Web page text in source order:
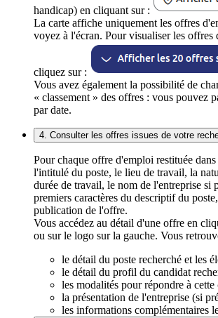
handicap) en cliquant sur :
La carte affiche uniquement les offres
voyez à l'écran. Pour visualiser les offres
cliquez sur :
Vous avez également la possibilité de
« classement » des offres : vous pouvez
par date.
4. Consulter les offres issues de votre
Pour chaque offre d'emploi restituée
l'intitulé du poste, le lieu de travail, la
durée de travail, le nom de l'entreprise si
premiers caractères du descriptif du
publication de l'offre.
Vous accédez au détail d'une offre en
ou sur le logo sur la gauche. Vous
le détail du poste recherché et les
le détail du profil du candidat
les modalités pour répondre à
la présentation de l'entreprise (si
les informations complémentaires